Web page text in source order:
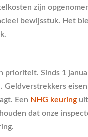
zijn
bewijsstuk. Het
Sinds 1
Een NHG keuring
dat onze